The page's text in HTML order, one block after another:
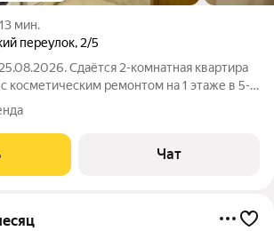
13 мин.
переулок, 2/5
Сдаётся 2-комнатная квартира
косметическим ремонтом на 1 этаже в 5-
от 11 месяцев. Из техники есть:
Чат